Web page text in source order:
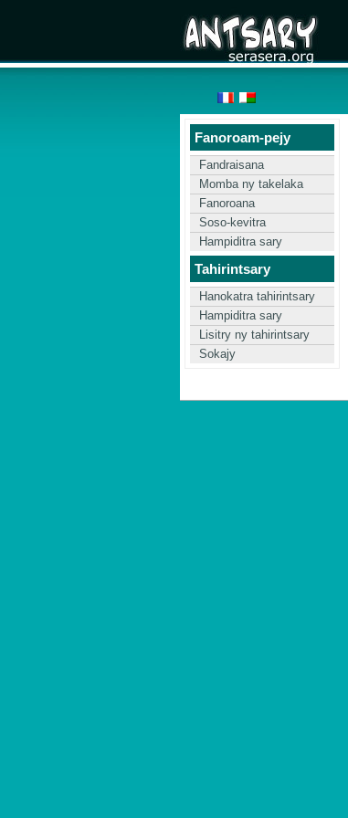
Fanoroam-pejy
Fandraisana
Momba ny takelaka
Fanoroana
Soso-kevitra
Hampiditra sary
Tahirintsary
Hanokatra tahirintsary
Hampiditra sary
Lisitry ny tahirintsary
Sokajy